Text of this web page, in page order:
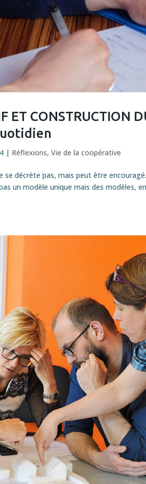
ET CONSTRUCTION
| Réflexions,Vie de la coopérative
se décrète pas, mais peut être
un modèle unique mais des modèles,